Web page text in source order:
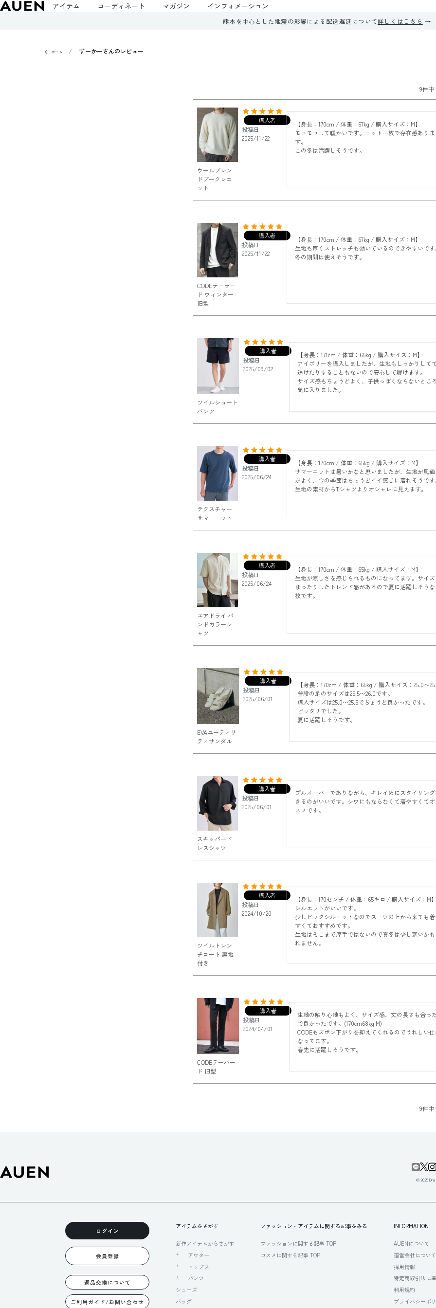
アイテム コーディネート マガジン インフォメーション
熊本を中心とした地震の影響による配送遅延について詳しくはこちら
ホーム ずーかーさんのレビュー
9件中
ウールブレン
ドブークレニ
ット
購入者
投稿日
2025/11/22
【身長：170cm / 体重：67kg / 購入サイズ：M】
モコモコして暖かいです。ニット一枚で存在感ありま
す。
この冬は活躍しそうです。
CODEテーラー
ド ウィンター
旧型
購入者
投稿日
2025/11/22
【身長：170cm / 体重：67kg / 購入サイズ：M】
生地も厚くストレッチも効いているのできやすいです
冬の期間は使えそうです。
ツイルショート
パンツ
購入者
投稿日
2025/09/02
【身長：171cm / 体重：65kg / 購入サイズ：M】
アイボリーを購入しましたが、生地もしっかりしてて
透けたりすることもないので安心して履けます。
サイズ感もちょうどよく、子供っぽくならないとこ
気に入りました。
テクスチャー
サマーニット
購入者
投稿日
2025/06/24
【身長：170cm / 体重：65kg / 購入サイズ：M】
サマーニットは暑いかなと思いましたが、生地が風通
がよく、今の季節はちょうどイイ感じに着れそうです
生地の素材からTシャツよりオシャレに見えます。
エアドライ バ
ンドカラーシ
ャツ
購入者
投稿日
2025/06/24
【身長：170cm / 体重：65kg / 購入サイズ：M】
生地が涼しさを感じられるものになってます。サイズ
ゆったりしたトレンド感があるので夏に活躍しそうな
枚です。
EVAユーティリ
ティサンダル
購入者
投稿日
2025/06/01
【身長：170cm / 体重：65kg / 購入サイズ：25.0〜
普段の足のサイズは25.5〜26.0です。
購入サイズは25.0〜25.5でちょうど良かったです。
ピッタリでした。
スキッパード
レスシャツ
購入者
投稿日
2025/06/01
プルオーバーでありながら、キレイめにスタイリング
きるのがいいです。シワにもならなくて着やすくてオ
スメです。
ツイルトレン
チコート 裏地
付き
購入者
投稿日
2024/10/20
【身長：170センチ / 体重：65キロ / 購入サイズ：M】
シルエットがいいです。
少しビックシルエットなのでスーツの上から来ても着
すくておすすめです。
生地はそこまで厚手ではないので真冬は少し寒いかも
れません。
CODEテーパー
ド 旧型
購入者
投稿日
2024/04/01
生地の触り心地もよく、サイズ感、丈の長さも合っ
で良かったです。(170cm68kg M)
CODEもズボン下がりを抑えてくれるのでうれしい仕
なってます。
春先に活躍しそうです。
9件中
© 2025
ログイン
会員登録
返品交換について
ご利用ガイド/お問い合わせ
アイテムをさがす
新作アイテムからさがす
アウター
トップス
パンツ
シューズ
バッグ
ファッション・アイテムに関する記事をみる
ファッションに関する記事 TOP
コスメに関する記事 TOP
INFORMATION
AUENについて
運営会社について
採用情報
特定商取引法に
利用規約
プライバシーポ